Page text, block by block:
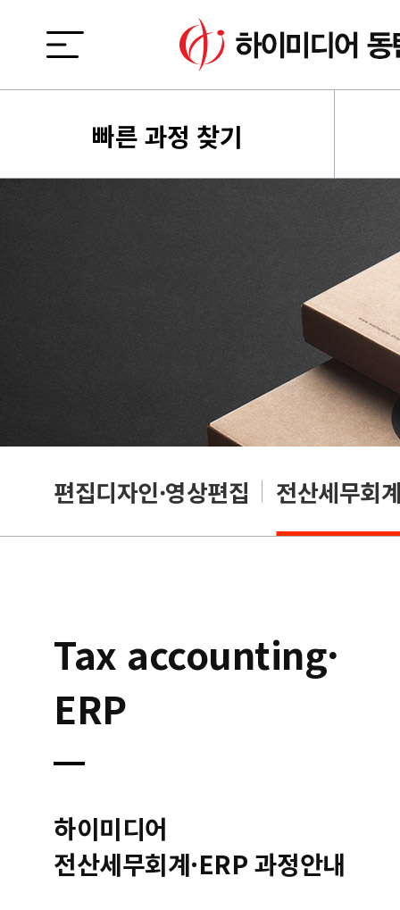
빠른 과정 찾기
편집디자인·영상편집 전산세무회
Tax accounting·
ERP
하이미디어
전산세무회계·ERP 과정안내